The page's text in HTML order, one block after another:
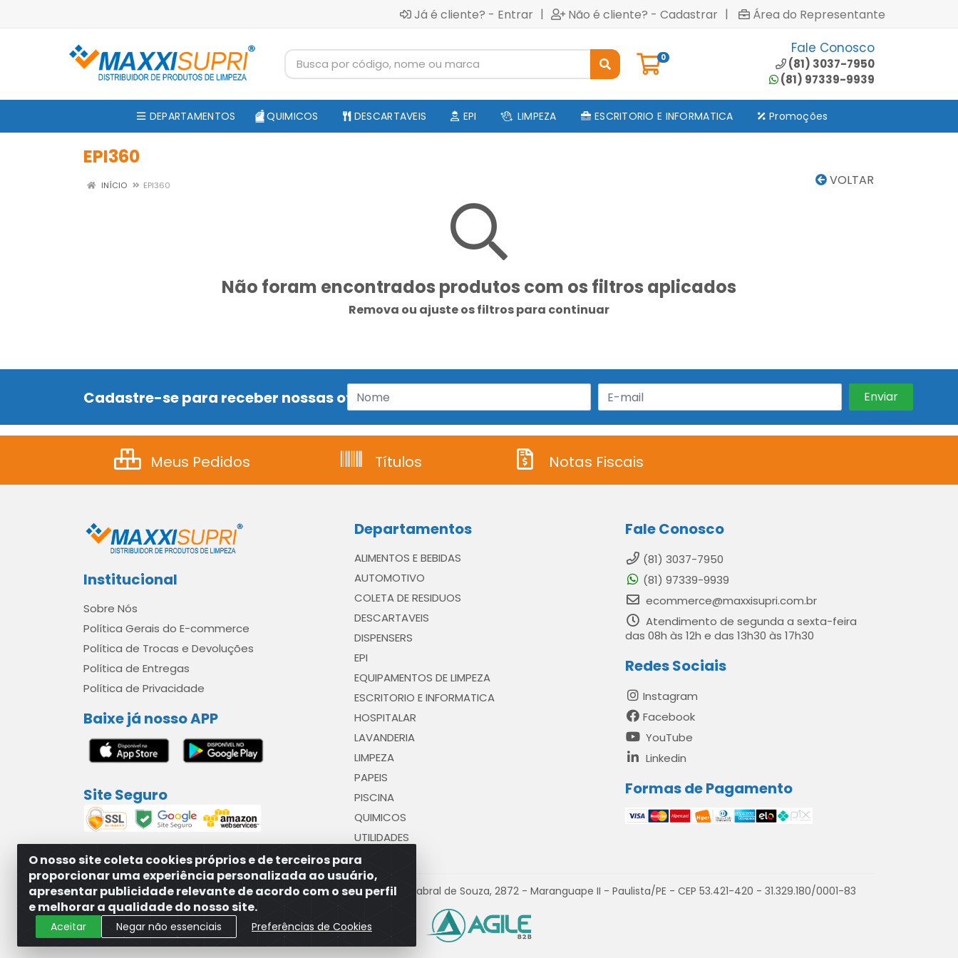
Já é cliente? - Entrar | Não é cliente? - Cadastrar | Área do Representante
0
Fale Conosco
(81) 3037-7950
(81) 97339-9939
DEPARTAMENTOS QUIMICOS DESCARTAVEIS EPI LIMPEZA ESCRITORIO E INFORMATICA Promoções
EPI360
VOLTAR
INÍCIO EPI360
Não foram encontrados produtos com os filtros aplicados
Remova ou ajuste os filtros para continuar
O nosso site coleta cookies próprios e de terceiros para
proporcionar uma experiência personalizada ao usuário,
apresentar publicidade relevante de acordo com o seu perfil
e melhorar a qualidade do nosso site.
Aceitar Negar não essenciais Preferências de Cookies
Cadastre-se para receber nossas ofertas!
Meus Pedidos Títulos Notas Fiscais
Institucional
Sobre Nós
Política Gerais do E-commerce
Política de Trocas e Devoluções
Política de Entregas
Política de Privacidade
Baixe já nosso APP
Site Seguro
Departamentos
ALIMENTOS E BEBIDAS
AUTOMOTIVO
COLETA DE RESIDUOS
DESCARTAVEIS
DISPENSERS
EPI
EQUIPAMENTOS DE LIMPEZA
ESCRITORIO E INFORMATICA
HOSPITALAR
LAVANDERIA
LIMPEZA
PAPEIS
PISCINA
QUIMICOS
UTILIDADES
Fale Conosco
(81) 3037-7950
(81) 97339-9939
ecommerce@maxxisupri.com.br
Atendimento de segunda a sexta-feira
das 08h às 12h e das 13h30 às 17h30
Redes Sociais
Instagram
Facebook
YouTube
Linkedin
Formas de Pagamento
MAXXISUPRI COMÉRCIO DE SANEANTES LTDA - Avenida Antônio Cabral de Souza, 2872 - Maranguape II - Paulista/PE - CEP 53.421-420 - 31.329.180/0001-83